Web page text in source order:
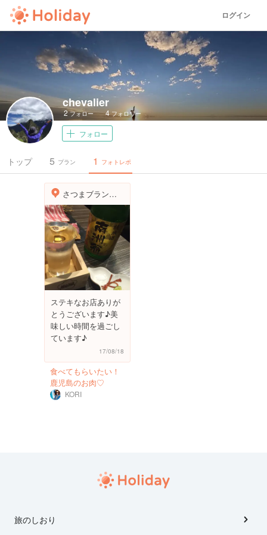
ログイン
chevalier
2フォロー 4フォロワー
フォロー
トップ プラン
5 フォトレポ
1
さつまブランド 梅屋
ステキなお店ありが
とうございます♪美
味しい時間を過ごし
ています♪
17/08/18
食べてもらいたい！
鹿児島のお肉♡
KORI
旅のしおり